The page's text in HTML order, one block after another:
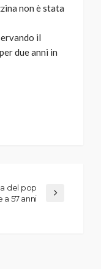
non è stata
il
due anni in
del pop
57 anni